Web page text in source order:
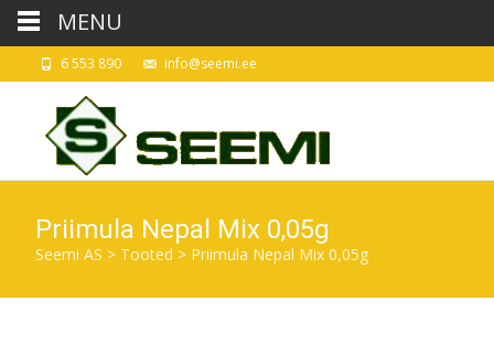
6 553 890 info@seemi.ee
Priimula Nepal Mix 0,05g
Seemi AS > Tooted > Priimula Nepal Mix 0,05g
MENU